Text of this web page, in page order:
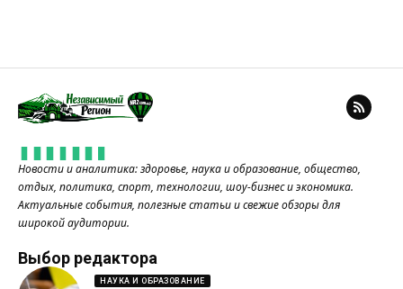
Новости и аналитика: здоровье, наука и образование, общество,
отдых, политика, спорт, технологии, шоу-бизнес и экономика.
Актуальные события, полезные статьи и свежие обзоры для
широкой аудитории.
Выбор редактора
НАУКА И ОБРАЗОВАНИЕ